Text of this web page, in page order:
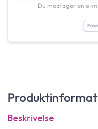
Du modtager en e-
Beskrivelse